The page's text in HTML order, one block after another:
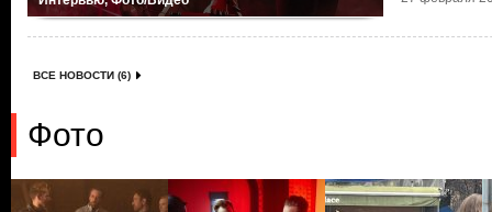
ВСЕ НОВОСТИ (6)
Фото